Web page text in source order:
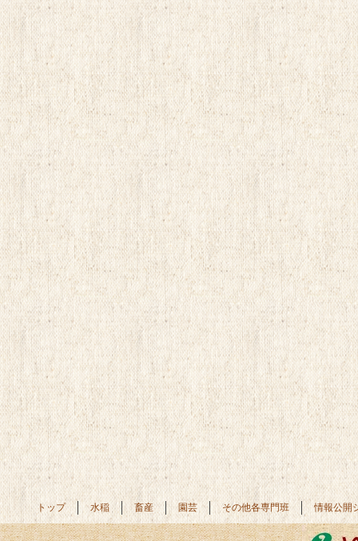
トップ 水稲 畜産 園芸 その他各専門班 情報公開